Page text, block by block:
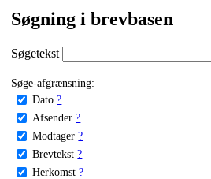
Søgning i brevbasen
Søgetekst
Søge-afgrænsning:
Dato ?
Afsender ?
Modtager ?
Brevtekst ?
Herkomst ?